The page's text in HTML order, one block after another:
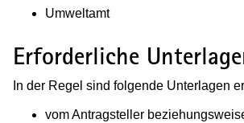
Umweltamt
Erforderliche
In der Regel sind folgende Unterlagen
vom Antragsteller